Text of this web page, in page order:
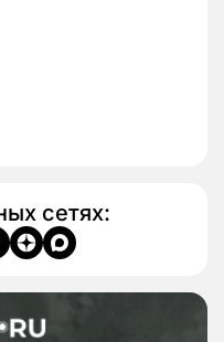
сетях: